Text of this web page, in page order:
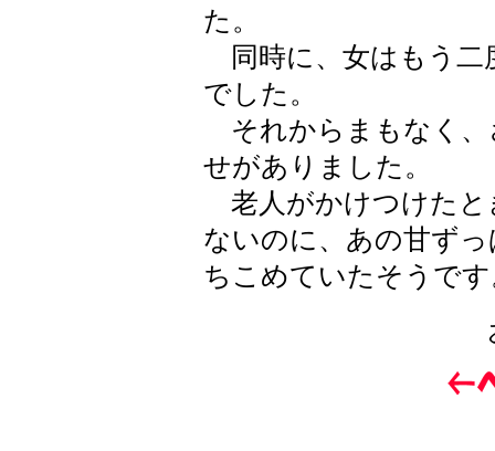
た。
同時に、女はもう二
でした。
それからまもなく、
せがありました。
老人がかけつけたと
ないのに、あの甘ず
ちこめていたそうで